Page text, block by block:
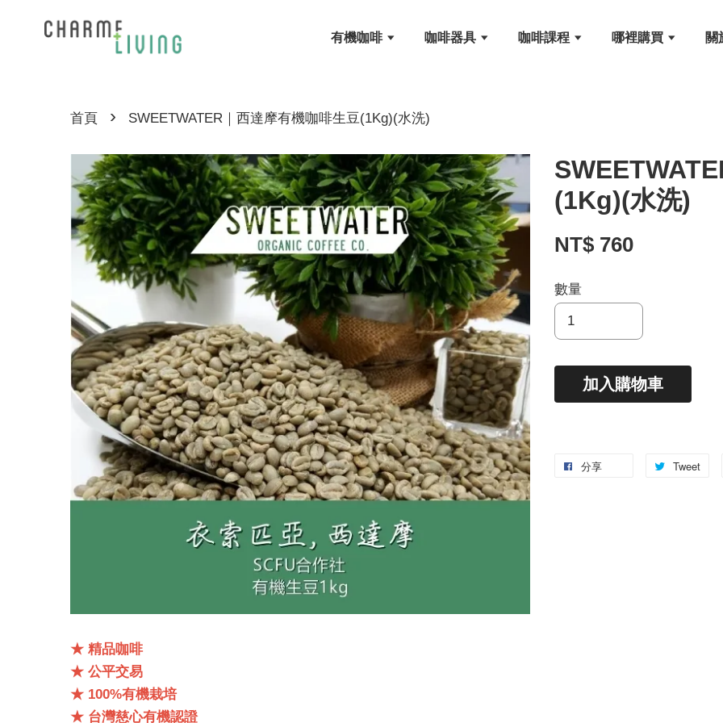
有機咖啡 咖啡器具 咖啡課程 哪裡購買 關
首頁 › SWEETWATER｜西達摩有機咖啡生豆(1Kg)(水洗)
(1Kg)(水洗)
NT$ 760
數量
加入購物車
分享 Tweet
★ 精品咖啡
★ 公平交易
★ 100%有機栽培
★ 台灣慈心有機認證